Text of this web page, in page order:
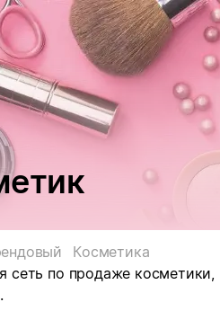
Косметика
сеть по продаже